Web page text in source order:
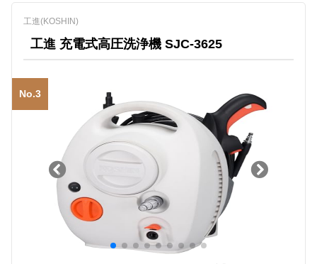
工進(KOSHIN)
工進 充電式高圧洗浄機 SJC-3625
No.3